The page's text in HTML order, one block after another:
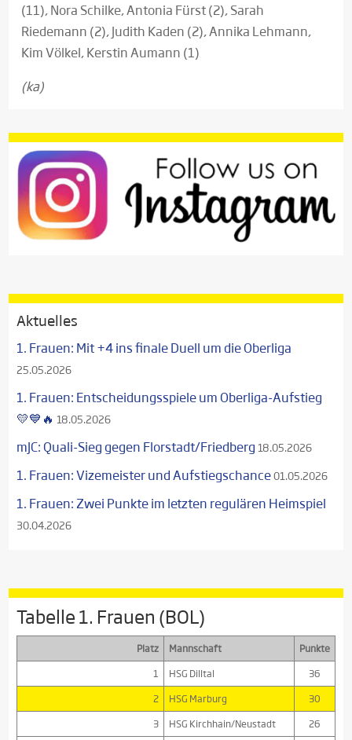
(11), Nora Schilke, Antonia Fürst (2), Sarah
Riedemann (2), Judith Kaden (2), Annika Lehmann,
Kim Völkel, Kerstin Aumann (1)
(ka)
Aktuelles
1. Frauen: Mit +4 ins finale Duell um die Oberliga
25.05.2026
1. Frauen: Entscheidungsspiele um Oberliga-Aufstieg
💛💙🔥 18.05.2026
mJC: Quali-Sieg gegen Florstadt/Friedberg 18.05.2026
1. Frauen: Vizemeister und Aufstiegschance01.05.2026
1. Frauen: Zwei Punkte im letzten regulären Heimspiel
30.04.2026
Tabelle 1. Frauen (BOL)
Platz Mannschaft
Punkte
1
HSG Dilltal
36
2
HSG Marburg
30
3
HSG Kirchhain/Neustadt 26